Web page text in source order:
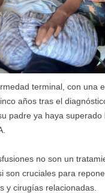
terminal, con una
años tras el
padre ya haya superado
no son un
son cruciales para
y cirugías relacionadas.